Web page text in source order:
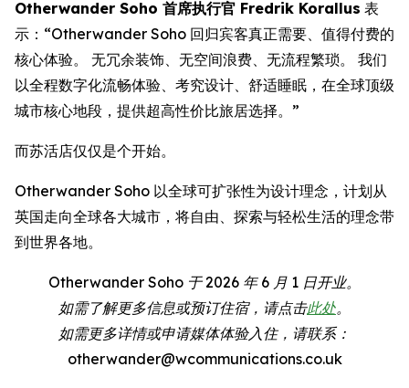
Otherwander Soho 首席执行官 Fredrik Korallus 表
示：“Otherwander Soho 回归宾客真正需要、值得付费的
核心体验。 无冗余装饰、无空间浪费、无流程繁琐。 我们
以全程数字化流畅体验、考究设计、舒适睡眠，在全球顶级
城市核心地段，提供超高性价比旅居选择。”
而苏活店仅仅是个开始。
Otherwander Soho 以全球可扩张性为设计理念，计划从
英国走向全球各大城市，将自由、探索与轻松生活的理念带
到世界各地。
Otherwander Soho 于 2026 年 6 月 1 日开业。
如需了解更多信息或预订住宿，请点击此处。
如需更多详情或申请媒体体验入住，请联系：
otherwander@wcommunications.co.uk